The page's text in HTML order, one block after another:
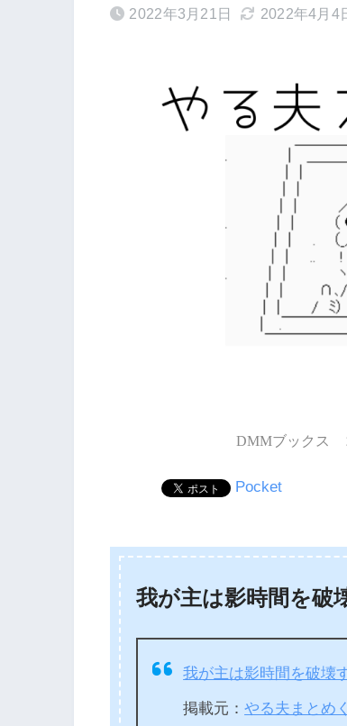
2022年3月21日 2022年4月4
DMMブックス
Pocket
我が主は影時間を破
我が主は影時間を破壊
掲載元：やる夫まとめ